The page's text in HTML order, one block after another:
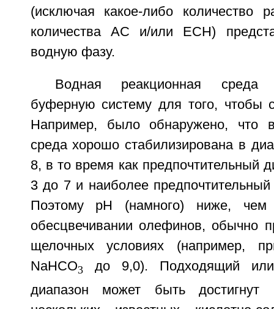
(исключая какое-либо количество
количества АС и/или ЕСН)
водную фазу.
Водная реакционная среда
буферную систему для того, чтобы
Например, было обнаружено, что
среда хорошо стабилизирована в
8, в то время как предпочтительный
3 до 7 и наиболее
Поэтому рН (намного) ниже, чем
обесцвечивании олефинов, обычно
щелочных условиях (например,
NaНСО3 до 9,0). Подходящий или
диапазон может быть достигнут